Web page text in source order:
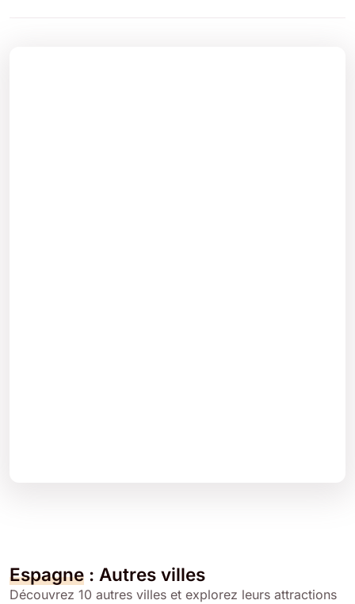
Espagne : Autres villes
Découvrez 10 autres villes et explorez leurs attractions